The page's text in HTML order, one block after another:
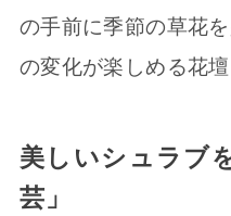
の手前に季節の草花
の変化が楽しめる花壇
美しいシュラブ
芸」